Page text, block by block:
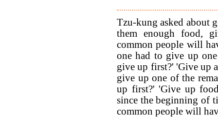
Tzu-kung asked about
them enough food,
common people will
one had to give up
give up first?' 'Give up
give up one of the
up first?' 'Give up
since the beginning of
common people will